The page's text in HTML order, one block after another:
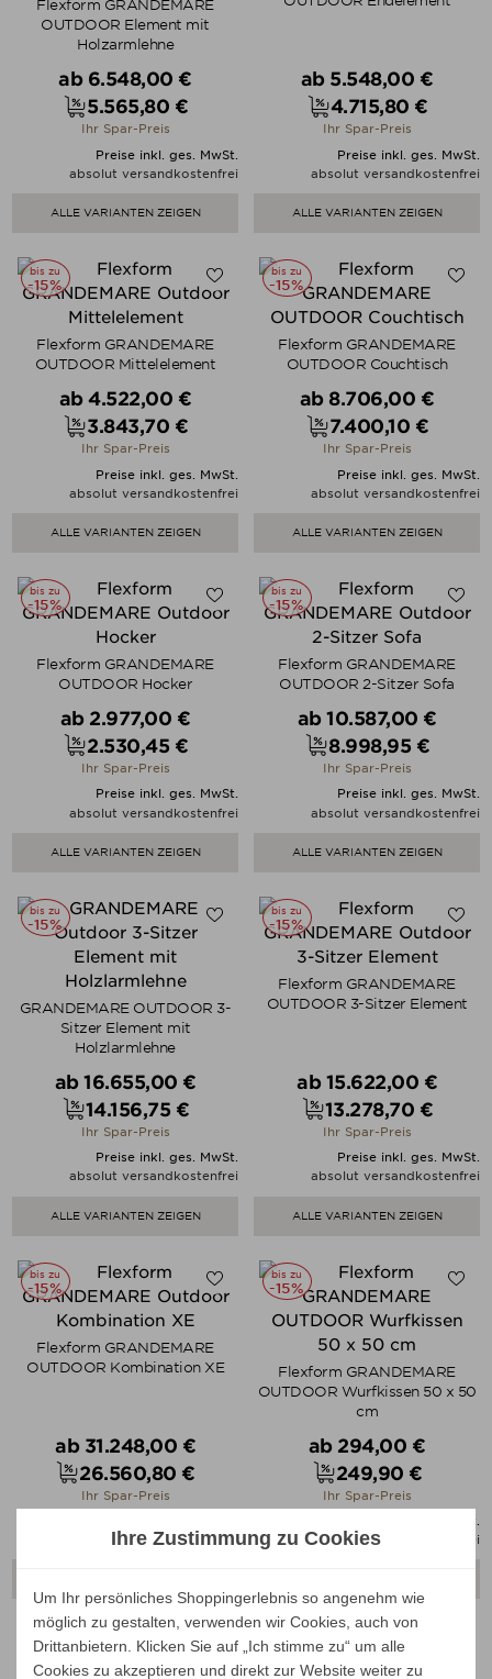
Flexform GRANDEMARE
OUTDOOR Element mit
Holzarmlehne
Verkaufspreis
ab 6.548,00 €
Preis
5.565,80 €
Ihr Spar-Preis
Preise inkl. ges. MwSt.
absolut versandkostenfrei
ALLE VARIANTEN ZEIGEN
Verkaufspreis
ab 5.548,00 €
Preis
4.715,80 €
Ihr Spar-Preis
Preise inkl. ges. MwSt.
absolut versandkostenfrei
ALLE VARIANTEN ZEIGEN
bis zu
-15%
Flexform GRANDEMARE
OUTDOOR Mittelelement
Verkaufspreis
ab 4.522,00 €
Preis
3.843,70 €
Ihr Spar-Preis
Preise inkl. ges. MwSt.
absolut versandkostenfrei
ALLE VARIANTEN ZEIGEN
bis zu
-15%
Flexform GRANDEMARE
OUTDOOR Couchtisch
Verkaufspreis
ab 8.706,00 €
Preis
7.400,10 €
Ihr Spar-Preis
Preise inkl. ges. MwSt.
absolut versandkostenfrei
ALLE VARIANTEN ZEIGEN
bis zu
-15%
Flexform GRANDEMARE
OUTDOOR Hocker
Verkaufspreis
ab 2.977,00 €
Preis
2.530,45 €
Ihr Spar-Preis
Preise inkl. ges. MwSt.
absolut versandkostenfrei
ALLE VARIANTEN ZEIGEN
bis zu
-15%
Flexform GRANDEMARE
OUTDOOR 2-Sitzer Sofa
Verkaufspreis
ab 10.587,00 €
Preis
8.998,95 €
Ihr Spar-Preis
Preise inkl. ges. MwSt.
absolut versandkostenfrei
ALLE VARIANTEN ZEIGEN
bis zu
-15%
GRANDEMARE OUTDOOR 3-
Sitzer Element mit
Holzlarmlehne
Verkaufspreis
ab 16.655,00 €
Preis
14.156,75 €
Ihr Spar-Preis
Preise inkl. ges. MwSt.
absolut versandkostenfrei
ALLE VARIANTEN ZEIGEN
bis zu
-15%
Flexform GRANDEMARE
OUTDOOR 3-Sitzer Element
Verkaufspreis
ab 15.622,00 €
Preis
13.278,70 €
Ihr Spar-Preis
Preise inkl. ges. MwSt.
absolut versandkostenfrei
ALLE VARIANTEN ZEIGEN
bis zu
-15%
Flexform GRANDEMARE
OUTDOOR Kombination XE
Verkaufspreis
ab 31.248,00 €
Preis
26.560,80 €
Ihr Spar-Preis
absolut versandkostenfrei
bis zu
-15%
Flexform GRANDEMARE
OUTDOOR Wurfkissen 50 x 50
cm
Verkaufspreis
ab 294,00 €
Preis
249,90 €
Ihr Spar-Preis
Preise inkl. ges. MwSt.
absolut versandkostenfrei
-15%
Ihre Zustimmung zu Cookies
Um Ihr persönliches Shoppingerlebnis so angenehm wie
möglich zu gestalten, verwenden wir Cookies, auch von
Drittanbietern. Klicken Sie auf „Ich stimme zu“ um alle
Cookies zu akzeptieren und direkt zur Website weiter zu